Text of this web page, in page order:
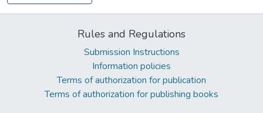
Rules and Regulations
Submission Instructions
Information policies
Terms of authorization for publication
Terms of authorization for publishing books